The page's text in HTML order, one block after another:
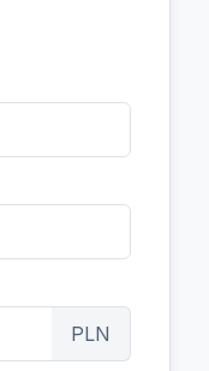
PLN